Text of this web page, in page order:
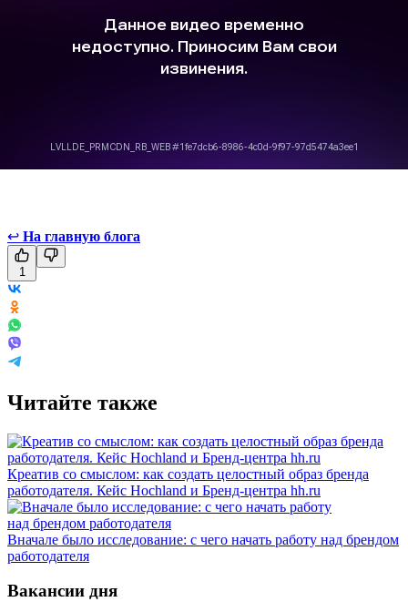
↩ На главную блога
1
Читайте также
Креатив со смыслом: как создать целостный образ бренда
работодателя. Кейс Hochland и Бренд-центра hh.ru
Вначале было исследование: с чего начать работу над брендом
работодателя
Вакансии дня